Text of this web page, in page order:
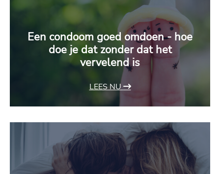
Een condoom goed omdoen - hoe
doe je dat zonder dat het
vervelend is
LEES NU